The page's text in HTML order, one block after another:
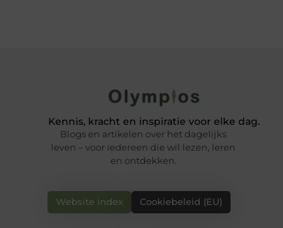
Kennis, kracht en inspiratie voor elke dag.
Blogs en artikelen over het dagelijks
leven – voor iedereen die wil lezen, leren
en ontdekken.
Website index Cookiebeleid (EU)